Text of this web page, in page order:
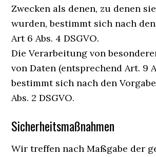
Zwecken als denen, zu denen
wurden, bestimmt sich nach
Art 6 Abs. 4 DSGVO.
Die Verarbeitung von
von Daten (entsprechend Art. 9
bestimmt sich nach den
Abs. 2 DSGVO.
Sicherheitsmaßnahmen
Wir treffen nach Maßgabe der